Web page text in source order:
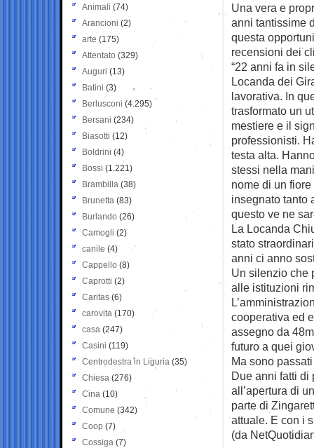
Una vera e
anni tantissime
questa
recensioni dei
“22 anni fa in
Locanda dei
lavorativa. In
trasformato un
mestiere e il
professionisti.
testa alta.
stessi nella
nome di un
insegnato tanto
questo ve ne
La Locanda
stato
anni ci anno
Un silenzio che
alle istituzioni
cooperativa ed
assegno da
futuro a quei
Ma sono
Due anni fatti di
all’apertura di
parte di
attuale. E con i
(da
Animali (74)
Arancioni (2)
arte (175)
Attentato (329)
Auguri (13)
Batini (3)
Berlusconi (4.295)
Bersani (234)
Biasotti (12)
Boldrini (4)
Bossi (1.221)
Brambilla (38)
Brunetta (83)
Burlando (26)
Camogli (2)
canile (4)
Cappello (8)
Caprotti (2)
Caritas (6)
carovita (170)
casa (247)
Casini (119)
Centrodestra in Liguria (35)
Chiesa (276)
Cina (10)
Comune (342)
Coop (7)
Cossiga (7)